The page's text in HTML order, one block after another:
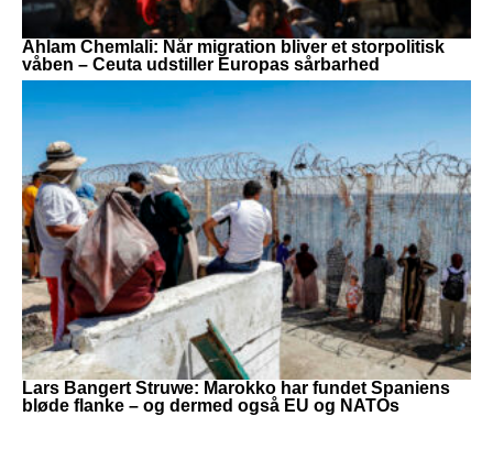
Ahlam Chemlali: Når migration bliver et storpolitisk
våben – Ceuta udstiller Europas sårbarhed
Lars Bangert Struwe: Marokko har fundet Spaniens
bløde flanke – og dermed også EU og NATOs